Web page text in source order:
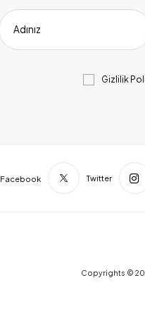
Adınız
Gizlilik
Facebook Twitter
Copyrights ©